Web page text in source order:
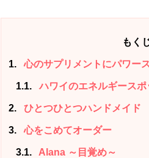
もく
1 心のサプリメントにパワー
1.1 ハワイのエネルギースポ
2 ひとつひとつハンドメイド
3 心をこめてオーダー
3.1 Alana ～目覚め～